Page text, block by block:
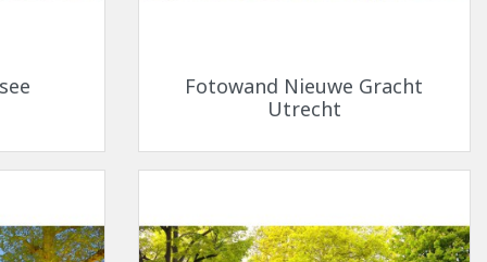
Snel bekijken
Fotowand Nieuwe Gracht
Utrecht